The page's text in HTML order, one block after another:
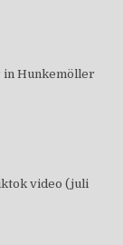
in Hunkemöller
video (juli